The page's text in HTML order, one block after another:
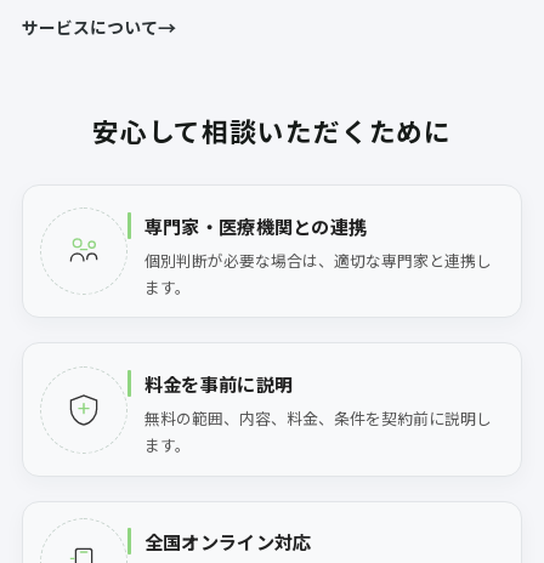
サービスについて→
安心して相談いただくために
専門家・医療機関との連携
個別判断が必要な場合は、適切な専門家と連携し
ます。
料金を事前に説明
無料の範囲、内容、料金、条件を契約前に説明し
ます。
全国オンライン対応